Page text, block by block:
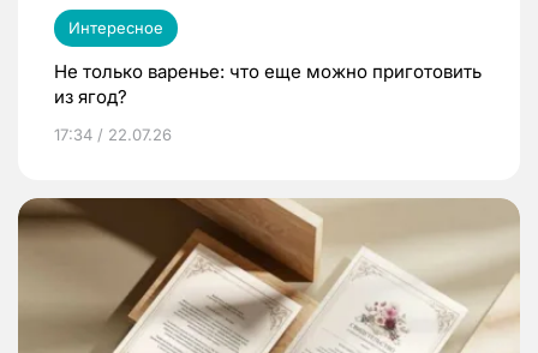
Интересное
Не только варенье: что еще можно приготовить
из ягод?
17:34 / 22.07.26